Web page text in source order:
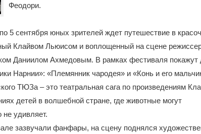
Феодори.
5 сентября юных зрителей ждет путешествие в
Клайвом Льюисом и воплощенный на сцене
Даниилом Ахмедовым. В рамках фестиваля покажут
Нарнии»: «Племянник чародея» и «Конь и его
ТЮЗа – это театральная сага по произведениям
детей в волшебной стране, где животные могут
не удивляет.
зазвучали фанфары, на сцену поднялся